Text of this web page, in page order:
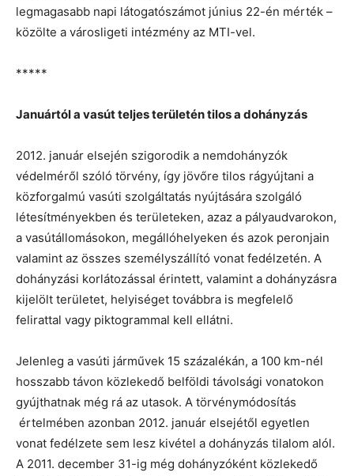
legmagasabb napi látogatószámot június 22-én mérték –
közölte a városligeti intézmény az MTI-vel.
*****
Januártól a vasút teljes területén tilos a dohányzás
2012. január elsején szigorodik a nemdohányzók
védelméről szóló törvény, így jövőre tilos rágyújtani a
közforgalmú vasúti szolgáltatás nyújtására szolgáló
létesítményekben és területeken, azaz a pályaudvarokon,
a vasútállomásokon, megállóhelyeken és azok peronjain
valamint az összes személyszállító vonat fedélzetén. A
dohányzási korlátozással érintett, valamint a dohányzásra
kijelölt területet, helyiséget továbbra is megfelelő
felirattal vagy piktogrammal kell ellátni.
Jelenleg a vasúti járművek 15 százalékán, a 100 km-nél
hosszabb távon közlekedő belföldi távolsági vonatokon
gyújthatnak még rá az utasok. A törvénymódosítás
értelmében azonban 2012. január elsejétől egyetlen
vonat fedélzete sem lesz kivétel a dohányzás tilalom alól.
A 2011. december 31-ig még dohányzóként közlekedő